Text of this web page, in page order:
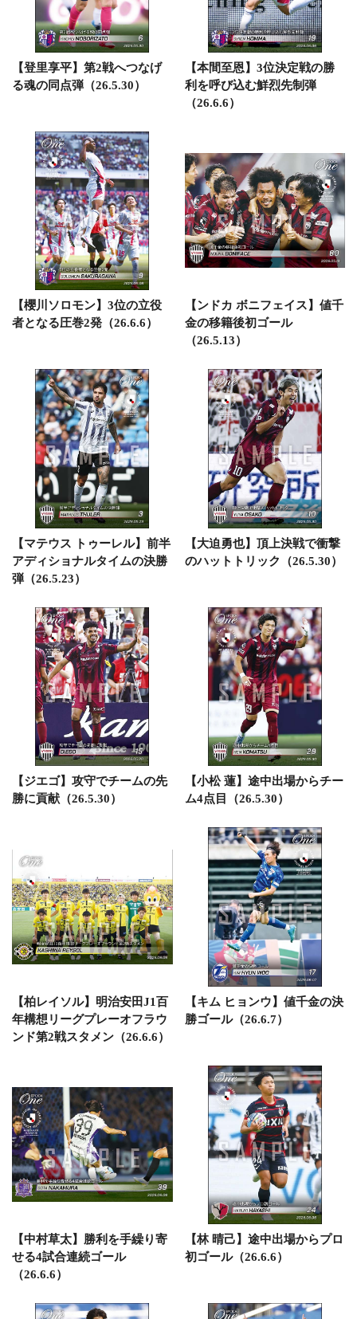
【登里享平】第2戦へつなげ
る魂の同点弾（26.5.30）
【本間至恩】3位決定戦の勝
利を呼び込む鮮烈先制弾
（26.6.6）
【櫻川ソロモン】3位の立役
者となる圧巻2発（26.6.6）
【ンドカ ボニフェイス】値千
金の移籍後初ゴール
（26.5.13）
【マテウス トゥーレル】前半
アディショナルタイムの決勝
弾（26.5.23）
【大迫勇也】頂上決戦で衝撃
のハットトリック（26.5.30）
【ジエゴ】攻守でチームの先
勝に貢献（26.5.30）
【小松 蓮】途中出場からチー
ム4点目（26.5.30）
【柏レイソル】明治安田J1百
年構想リーグプレーオフラウ
ンド第2戦スタメン（26.6.6）
【キム ヒョンウ】値千金の決
勝ゴール（26.6.7）
【中村草太】勝利を手繰り寄
せる4試合連続ゴール
（26.6.6）
【林 晴己】途中出場からプロ
初ゴール（26.6.6）